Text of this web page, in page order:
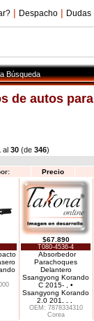
| Despacho | Dudas
Búsqueda
de autos
al 30 (de 346)
Precio
$67.890
T080-4536-4
Absorbedor
Parachoques
Delantero
Ssangyong Korando
C 2015- , •
Ssangyong Korando
2.0 201
OEM: 7878334310
Corea